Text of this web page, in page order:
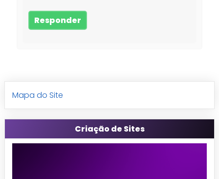
Responder
Mapa do Site
Criação de Sites